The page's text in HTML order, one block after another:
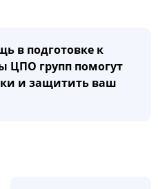
в подготовке к
ЦПО групп помогут
и защитить ваш